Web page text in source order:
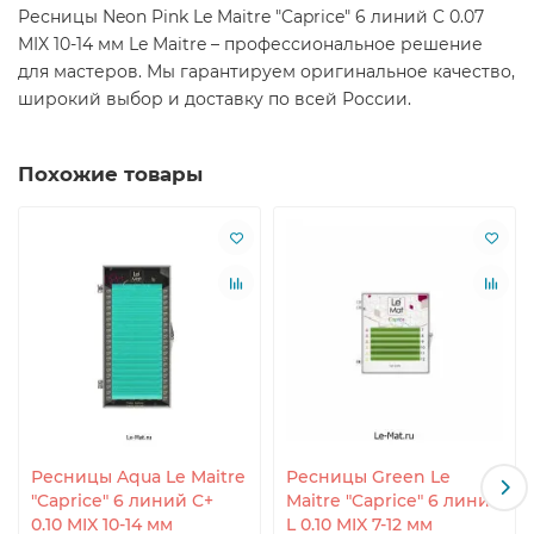
Ресницы Neon Pink Le Maitre "Caprice" 6 линий C 0.07
MIX 10-14 мм Le Maitre – профессиональное решение
для мастеров. Мы гарантируем оригинальное качество,
широкий выбор и доставку по всей России.
Похожие товары
Ресницы Aqua Le Maitre
"Caprice" 6 линий C+
0.10 MIX 10-14 мм
Ресницы Green Le
Maitre "Caprice" 6 линий
L 0.10 MIX 7-12 мм